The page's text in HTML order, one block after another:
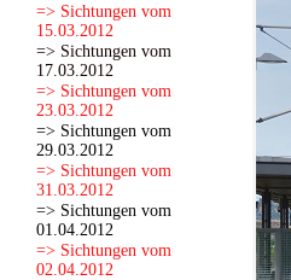
=> Sichtungen vom
15.03.2012
=> Sichtungen vom
17.03.2012
=> Sichtungen vom
23.03.2012
=> Sichtungen vom
29.03.2012
=> Sichtungen vom
31.03.2012
=> Sichtungen vom
01.04.2012
=> Sichtungen vom
02.04.2012